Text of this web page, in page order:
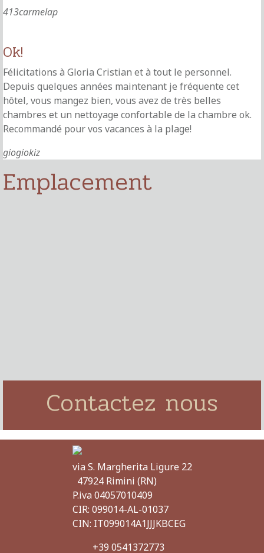
413carmelap
Ok!
Félicitations à Gloria Cristian et à tout le personnel.
Depuis quelques années maintenant je fréquente cet
hôtel, vous mangez bien, vous avez de très belles
chambres et un nettoyage confortable de la chambre ok.
Recommandé pour vos vacances à la plage!
giogiokiz
Emplacement
Contactez nous
via S. Margherita Ligure 22
47924 Rimini (RN)
P.iva 04057010409
CIR: 099014-AL-01037
CIN: IT099014A1JJJKBCEG
+39 0541372773